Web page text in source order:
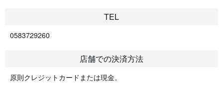
TEL
0583729260
店舗での決済方法
原則クレジットカードまたは現金。